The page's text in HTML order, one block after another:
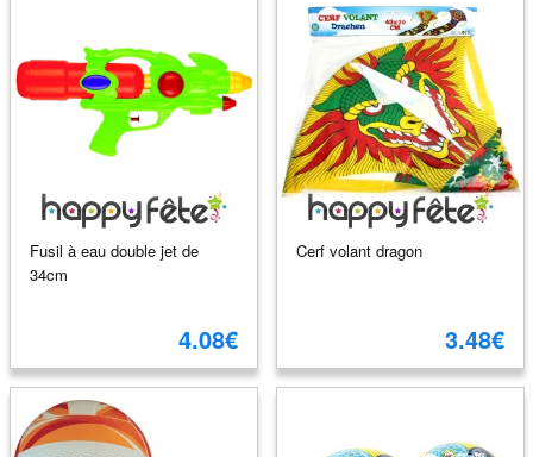
Fusil à eau double jet de
34cm
4.08€
Cerf volant dragon
3.48€